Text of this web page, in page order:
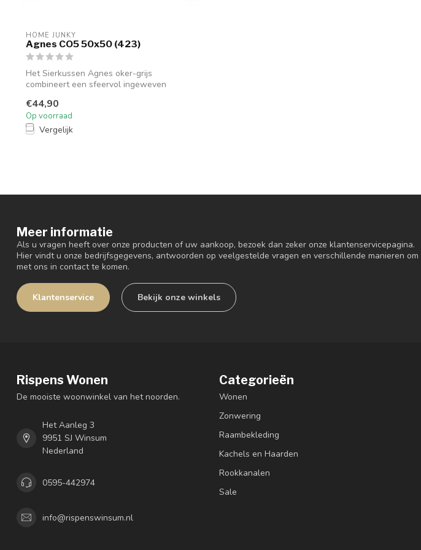
HOME JUNKY
Agnes CO5 50x50 (423)
Het Sierkussen Agnes oker-grijs
combineert een sfeervol ingeweven
€44,90
Op voorraad
Vergelijk
Meer informatie
Als u vragen heeft over onze producten of uw aankoop, bezoek dan zeker onze klantenservicepagina.
Hier vindt u onze bedrijfsgegevens, antwoorden op veelgestelde vragen en verschillende manieren om
met ons in contact te komen.
Klantenservice Bekijk onze winkels
Rispens Wonen
De mooiste woonwinkel van het noorden.
Het Aanleg 3
9951 SJ Winsum
Nederland
0595-442974
info@rispenswinsum.nl
Categorieën
Wonen
Zonwering
Raambekleding
Kachels en Haarden
Rookkanalen
Sale